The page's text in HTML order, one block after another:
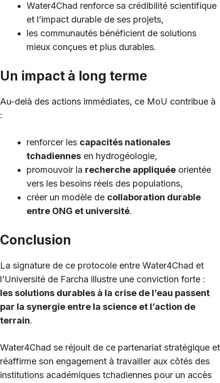
Water4Chad renforce sa crédibilité scientifique
et l’impact durable de ses projets,
les communautés bénéficient de solutions
mieux conçues et plus durables.
Un impact à long terme
Au-delà des actions immédiates, ce MoU contribue à
:
renforcer les capacités nationales
tchadiennes en hydrogéologie,
promouvoir la recherche appliquée orientée
vers les besoins réels des populations,
créer un modèle de collaboration durable
entre ONG et université.
Conclusion
La signature de ce protocole entre Water4Chad et
l’Université de Farcha illustre une conviction forte :
les solutions durables à la crise de l’eau passent
par la synergie entre la science et l’action de
terrain.
Water4Chad se réjouit de ce partenariat stratégique et
réaffirme son engagement à travailler aux côtés des
institutions académiques tchadiennes pour un accès